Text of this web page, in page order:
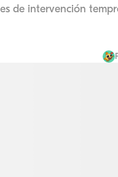
de intervención